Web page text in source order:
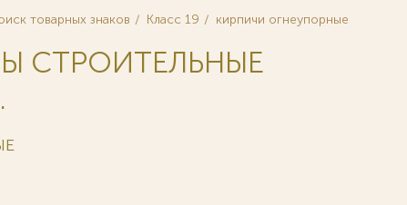
товарных знаков Класс 19 кирпичи огнеупорные
СТРОИТЕЛЬНЫЕ